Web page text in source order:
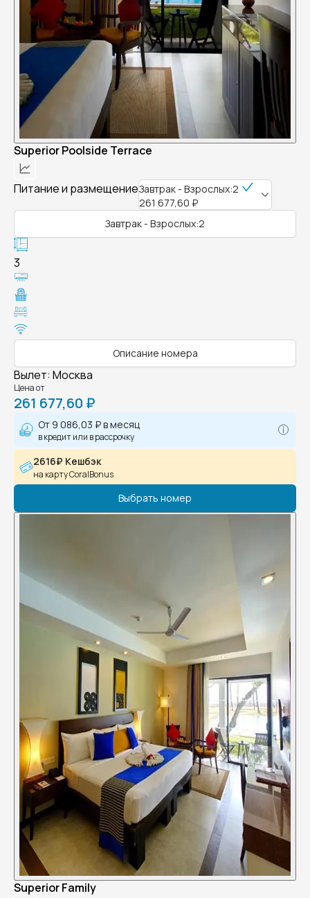
Superior Poolside Terrace
Питание и размещениеЗавтрак - Взрослых:2
261 677,60 ₽
Завтрак - Взрослых:2
3
Описание номера
Вылет: Москва
Цена от
261 677,60 ₽
От 9 086,03 ₽в месяц
в кредит или в рассрочку
2616₽ Кешбэк
на карту CoralBonus
Выбрать номер
Superior Family